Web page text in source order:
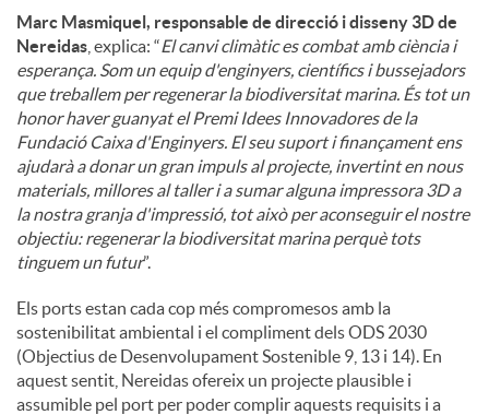
Marc Masmiquel, responsable de direcció i disseny 3D de
Nereidas , explica: “El canvi climàtic es combat amb ciència i
esperança. Som un equip d'enginyers, científics i bussejadors
que treballem per regenerar la biodiversitat marina. És tot un
honor haver guanyat el Premi Idees Innovadores de la
Fundació Caixa d'Enginyers. El seu suport i finançament ens
ajudarà a donar un gran impuls al projecte, invertint en nous
materials, millores al taller i a sumar alguna impressora 3D a
la nostra granja d'impressió, tot això per aconseguir el nostre
objectiu: regenerar la biodiversitat marina perquè tots
tinguem un futur”.
Els ports estan cada cop més compromesos amb la
sostenibilitat ambiental i el compliment dels ODS 2030
(Objectius de Desenvolupament Sostenible 9, 13 i 14). En
aquest sentit, Nereidas ofereix un projecte plausible i
assumible pel port per poder complir aquests requisits i a